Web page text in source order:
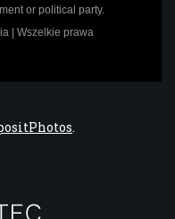
or political party.
| Wszelkie prawa
.